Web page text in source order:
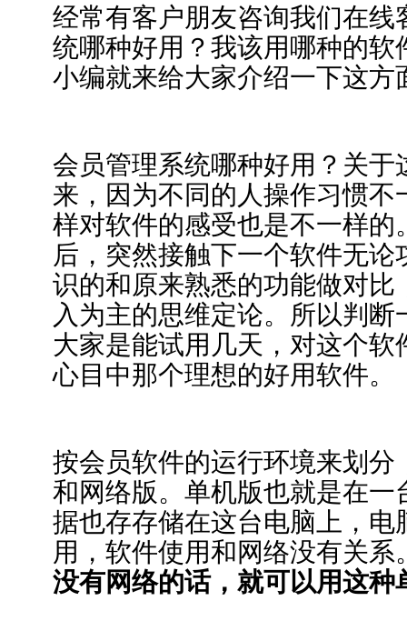
经常有客户朋友咨询我们在
统哪种好用？我该用哪种的
小编就来给大家介绍一下这方
会员管理系统哪种好用？关
来，因为不同的人操作习惯
样对软件的感受也是不一样
后，突然接触下一个软件无
识的和原来熟悉的功能做对
入为主的思维定论。所以判
大家是能试用几天，对这个
心目中那个理想的好用软件。
按会员软件的运行环境来划
和网络版。单机版也就是在
据也存存储在这台电脑上，
用，软件使用和网络没有关系
没有网络的话，就可以用这种